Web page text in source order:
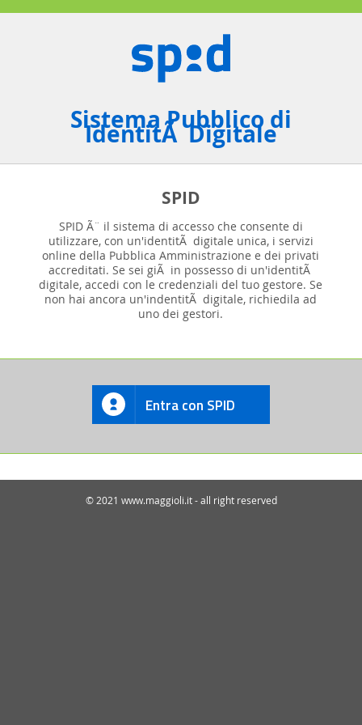
Sistema Pubblico di
IdentitÃ Digitale
SPID
SPID Ã¨ il sistema di accesso che consente di
utilizzare, con un'identitÃ digitale unica, i servizi
online della Pubblica Amministrazione e dei privati
accreditati. Se sei giÃ in possesso di un'identitÃ
digitale, accedi con le credenziali del tuo gestore. Se
non hai ancora un'indentitÃ digitale, richiedila ad
uno dei gestori.
Entra con SPID
© 2021 www.maggioli.it - all right reserved